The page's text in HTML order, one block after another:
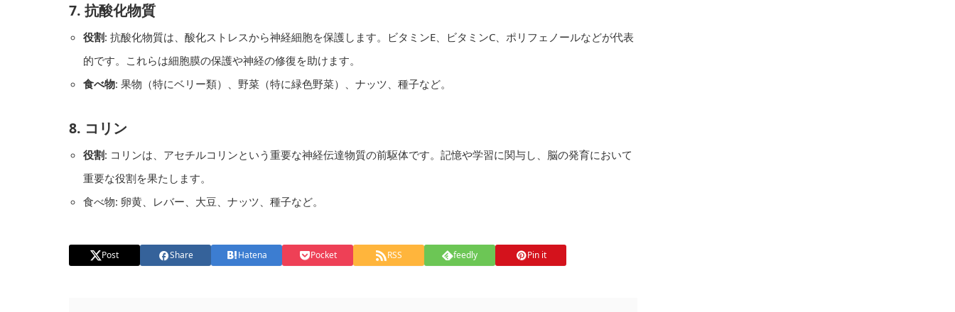
7. 抗酸化物質
役割: 抗酸化物質は、酸化ストレスから神経細胞を保護します。ビタミンE、ビタミンC、ポリフェノールなどが代表
的です。これらは細胞膜の保護や神経の修復を助けます。
食べ物: 果物（特にベリー類）、野菜（特に緑色野菜）、ナッツ、種子など。
8. コリン
役割: コリンは、アセチルコリンという重要な神経伝達物質の前駆体です。記憶や学習に関与し、脳の発育において
重要な役割を果たします。
食べ物: 卵黄、レバー、大豆、ナッツ、種子など。
Post Share Hatena Pocket RSS feedly Pin it